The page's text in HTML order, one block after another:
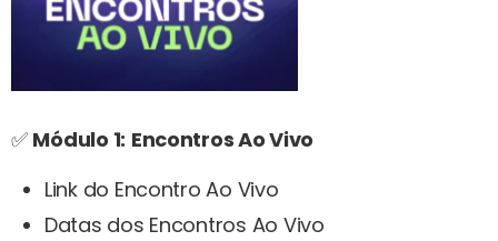
✅ Módulo 1: Encontros Ao Vivo
Link do Encontro Ao Vivo
Datas dos Encontros Ao Vivo